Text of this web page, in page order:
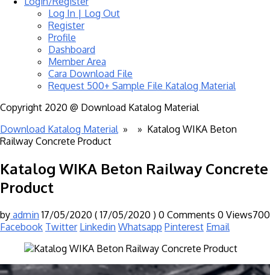
Log In | Log Out
Register
Profile
Dashboard
Member Area
Cara Download File
Request 500+ Sample File Katalog Material
Copyright 2020 @ Download Katalog Material
Download Katalog Material» » Katalog WIKA Beton
Railway Concrete Product
Katalog WIKA Beton Railway Concrete
Product
by admin 17/05/2020 ( 17/05/2020 ) 0 Comments 0 Views700
Facebook Twitter Linkedin Whatsapp Pinterest Email